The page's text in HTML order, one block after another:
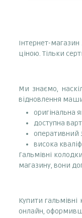
Інтернет-
ціною. Тільки
Ми знаємо,
відновлення
оригінальна
доступна
оперативний
висока
Гальмівні
магазину, вони
Купити
онлайн,